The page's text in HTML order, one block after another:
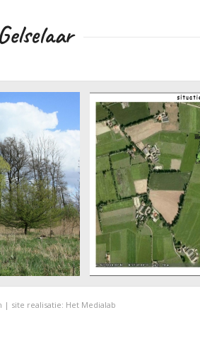
noordzijde 2007
| site realisatie: Het Medialab